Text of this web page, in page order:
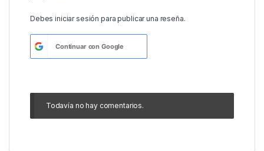
Debesiniciar sesión para publicar una reseña.
Continuar conGoogle
Todavía no hay comentarios.